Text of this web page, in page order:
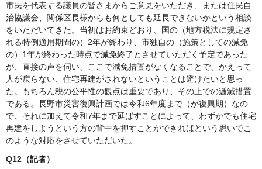
市民を代表する議員の皆さまからご意見をいただき、または住民自
治協議会、関係区長様からも何としても延長できないかという相談
をいただいてきた。当初はお約束どおり、国の（地方税法に規定さ
れる特例適用期間の）2年が終わり、市独自の（施策としての減免
の）1年が終わった時点で減免終了とさせていただく予定であった
が、直接の声を伺い、ここで減免措置がなくなることで、かえって
人が戻らない、住宅再建がされないということは避けたいと思っ
た。もちろん税の公平性の観点は重要であり、その上での逓減措置
である。長野市災害復興計画では令和6年度まで（が復興期）なの
で、それに加えて令和7年まで延ばすことによって、わずかでも住宅
再建をしようという方の背中を押すことができればという思いでこ
のような対応をさせていただいた。
Q12（記者）